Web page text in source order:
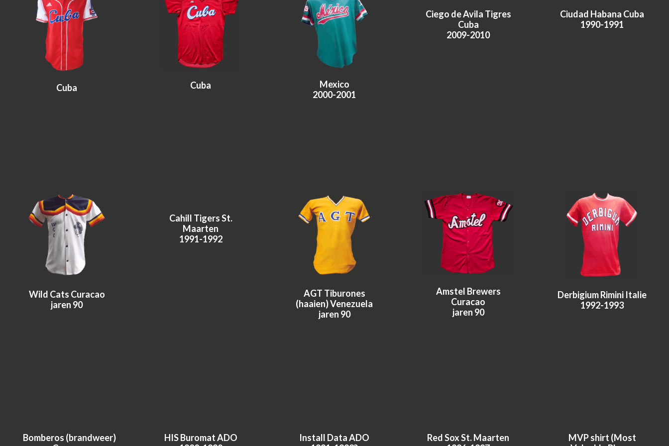
Cuba Cuba
Mexico
2000-2001
Ciego de Avila Tigres
Cuba
2009-2010
Ciudad Habana Cuba
1990-1991
Wild Cats Curacao
jaren 90
Cahill Tigers St.
Maarten
1991-1992
AGT Tiburones
(haaien) Venezuela
jaren 90
Amstel Brewers
Curacao
jaren 90
Derbigium Rimini Italie
1992-1993
Bomberos (brandweer)
HIS Buromat ADO
Install Data ADO
Red Sox St. Maarten
MVP shirt (Most